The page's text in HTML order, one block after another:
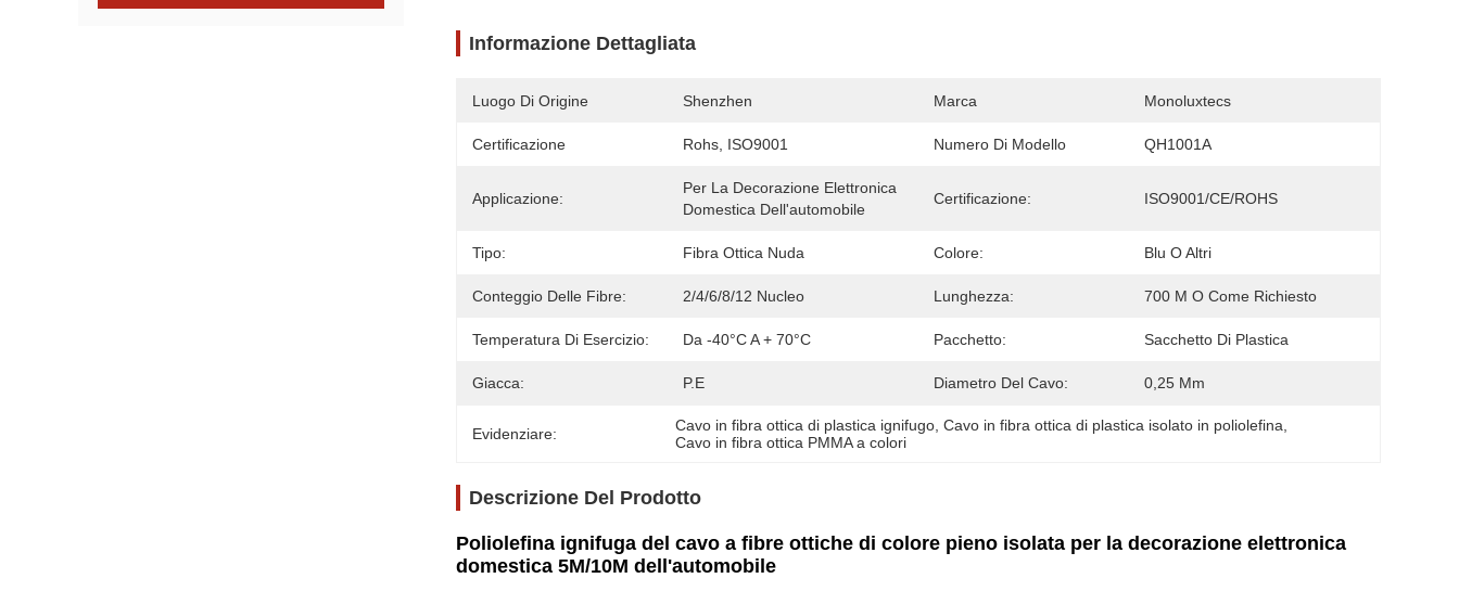
Informazione Dettagliata
Luogo Di Origine Shenzhen Marca Monoluxtecs
Certificazione Rohs, ISO9001 Numero Di Modello QH1001A
Applicazione:
Per La Decorazione Elettronica
Domestica Dell'automobile
Certificazione: ISO9001/CE/ROHS
Tipo: Fibra Ottica Nuda Colore: Blu O Altri
Conteggio Delle Fibre: 2/4/6/8/12 Nucleo Lunghezza: 700 M O Come Richiesto
Temperatura Di Esercizio: Da -40°C A + 70°C Pacchetto: Sacchetto Di Plastica
Giacca: P.E Diametro Del Cavo: 0,25 Mm
Evidenziare: Cavo in fibra ottica di plastica ignifugo , Cavo in fibra ottica di plastica isolato in poliolefina
Cavo in fibra ottica PMMA a colori
Descrizione Del Prodotto
Poliolefina ignifuga del cavo a fibre ottiche di colore pieno isolata per la decorazione elettronica
domestica 5M/10M dell'automobile